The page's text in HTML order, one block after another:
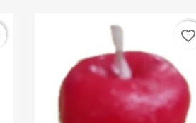
favorite_border